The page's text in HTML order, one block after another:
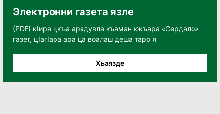
Электронни газета язле
(PDF) кӀира цкъа арадувла къаман юкъара «Сердало»
газет, цӀагӀара ара ца воалаш деша таро я
Хьаязде